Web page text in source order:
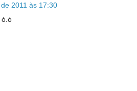
2011 às 17:30
ó.ò